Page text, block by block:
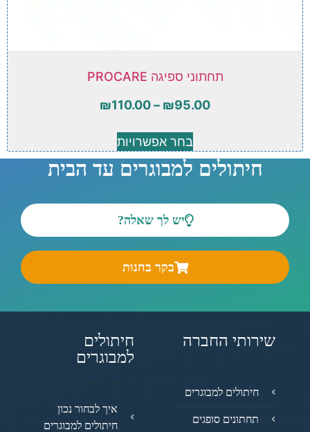
תחתוני ספיגה PROCARE
₪95.00
–
₪110.00
בחר אפשרויות
חיתולים למבוגרים עד הבית
יש לך שאלה?
בקר בחנות
שירותי החברה
חיתולים למבוגרים
תחתונים סופגים
חיתולים
למבוגרים
איך לבחור נכון
חיתולים למבוגרים